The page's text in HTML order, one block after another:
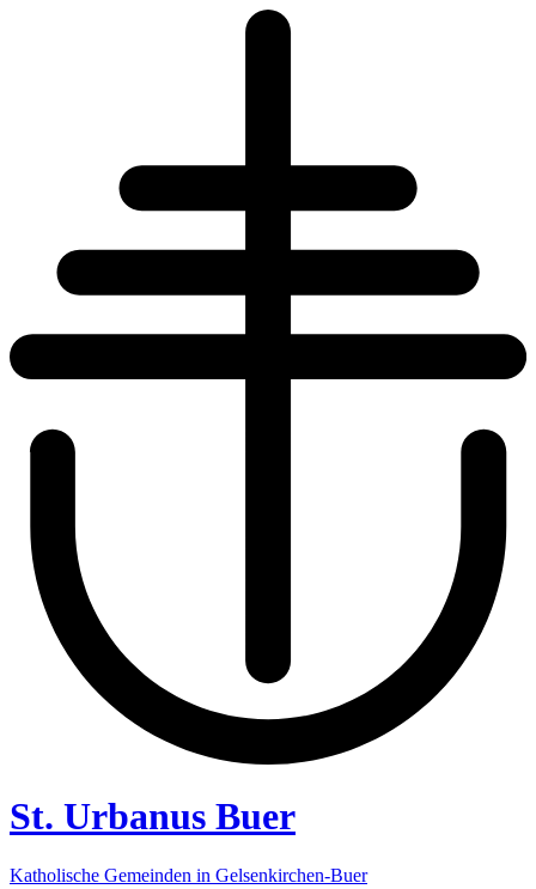
St. Urbanus Buer
Katholische Gemeinden in Gelsenkirchen-Buer